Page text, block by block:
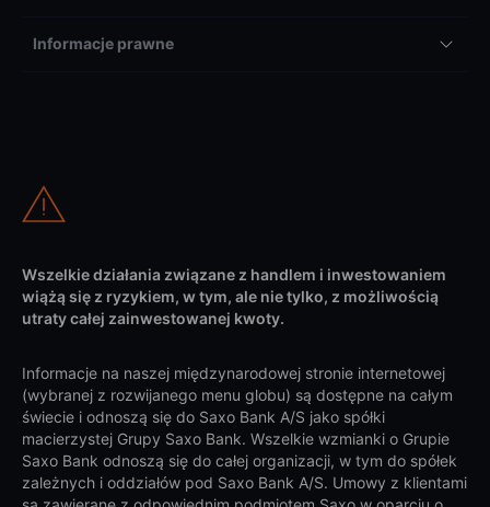
Informacje prawne
Wszelkie działania związane z handlem i inwestowaniem
wiążą się z ryzykiem, w tym, ale nie tylko, z możliwością
utraty całej zainwestowanej kwoty.
Informacje na naszej międzynarodowej stronie internetowej
(wybranej z rozwijanego menu globu) są dostępne na całym
świecie i odnoszą się do Saxo Bank A/S jako spółki
macierzystej Grupy Saxo Bank. Wszelkie wzmianki o Grupie
Saxo Bank odnoszą się do całej organizacji, w tym do spółek
zależnych i oddziałów pod Saxo Bank A/S. Umowy z klientami